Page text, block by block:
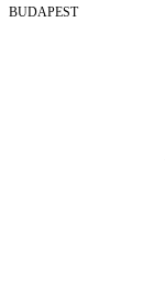
BUDAPEST